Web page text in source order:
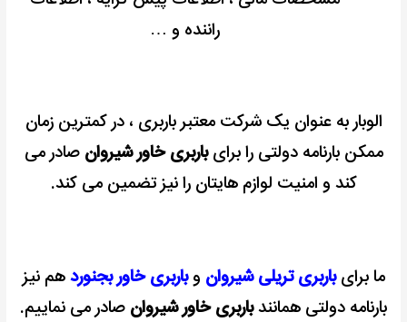
راننده و …
الوبار به عنوان یک شرکت معتبر باربری ، در کمترین زمان
ممکن بارنامه دولتی را برایباربری خاور شیروان صادر می
کند و امنیت لوازم هایتان را نیز تضمین می کند.
ما برایباربری تریلی شیروان وباربری خاور بجنوردهم نیز
بارنامه دولتی همانندباربری خاور شیروان صادر می نماییم.